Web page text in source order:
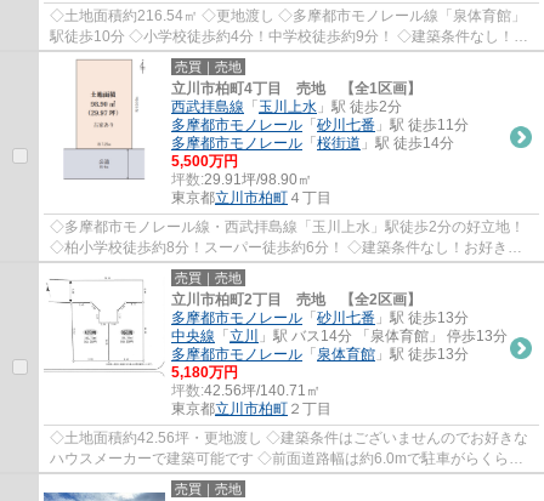
◇土地面積約216.54㎡ ◇更地渡し ◇多摩都市モノレール線「泉体育館」
駅徒歩10分 ◇小学校徒歩約4分！中学校徒歩約9分！ ◇建築条件なし！お
好きなハウスメーカーで建築できます！ ◇前面道...
売買｜売地
立川市柏町4丁目 売地 【全1区画】
西武拝島線 「 玉川上水 」駅 徒歩2分
多摩都市モノレール 「 砂川七番 」駅 徒歩11分
多摩都市モノレール 「 桜街道 」駅 徒歩14分
5,500万円
坪数:29.91坪/98.90㎡
東京都立川市柏町 ４丁目
◇多摩都市モノレール線・西武拝島線「玉川上水」駅徒歩2分の好立地！
◇柏小学校徒歩約8分！スーパー徒歩約6分！ ◇建築条件なし！お好きな
ハウスメーカーで建築できます！ ご要望を頂...
売買｜売地
立川市柏町2丁目 売地 【全2区画】
多摩都市モノレール 「 砂川七番 」駅 徒歩13分
中央線 「 立川
」駅 バス14分 「泉体育館」 停歩13分
多摩都市モノレール 「 泉体育館 」駅 徒歩13分
5,180万円
坪数:42.56坪/140.71㎡
東京都立川市柏町 ２丁目
◇土地面積約42.56坪・更地渡し ◇建築条件はございませんのでお好きな
ハウスメーカーで建築可能です ◇前面道路幅は約6.0mで駐車がらくらく
できます♪ ◇スーパー徒歩約３分で買い物が便利...
売買｜売地